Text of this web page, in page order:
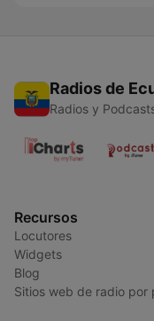
Radios de
Radios y
Recursos
Locutores
Widgets
Blog
Sitios web de radio por